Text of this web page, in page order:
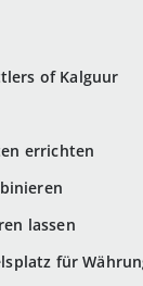
of Kalguur
errichten
lassen
für